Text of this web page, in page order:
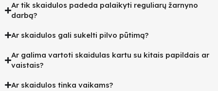
Ar tik skaidulos padeda palaikyti reguliarų žarnyno
darbą?
Ar skaidulos gali sukelti pilvo pūtimą?
Ar galima vartoti skaidulas kartu su kitais papildais ar
vaistais?
Ar skaidulos tinka vaikams?